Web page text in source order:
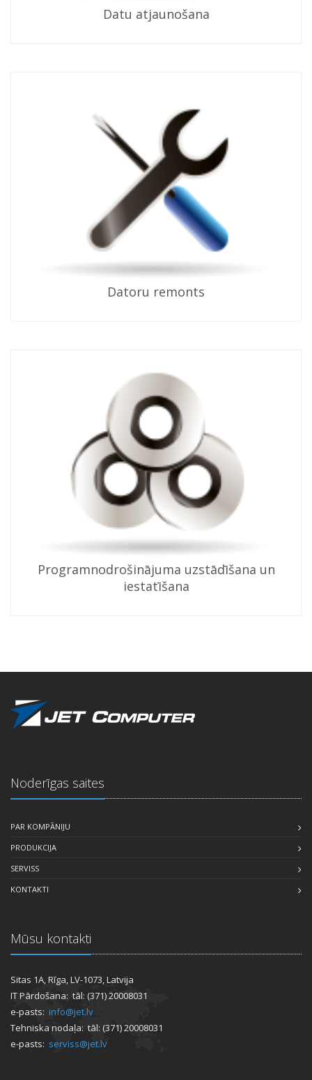
Datu atjaunošana
Datoru remonts
Programnodrošinājuma uzstādīšana un
iestatīšana
Noderīgas saites
PAR KOMPĀNIJU
PRODUKCIJA
SERVISS
KONTAKTI
Mūsu kontakti
Sitas 1A, Rīga, LV-1073, Latvija
IT Pārdošana: tāl: (371) 20008031
e-pasts: info@jet.lv
Tehniska nodaļa: tāl: (371) 20008031
e-pasts: serviss@jet.lv